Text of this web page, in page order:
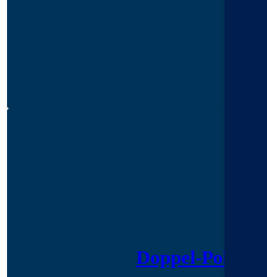
Doppel-